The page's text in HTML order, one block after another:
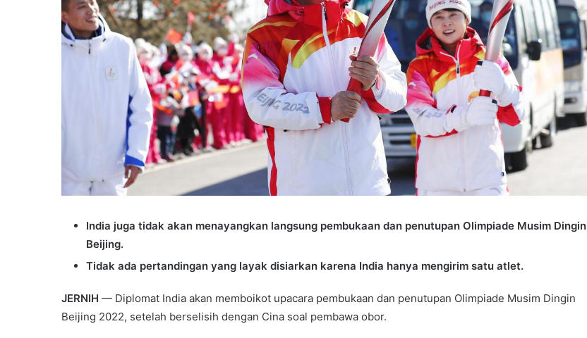
India juga tidak akan menayangkan langsung pembukaan dan penutupan Olimpiade Musim Dingin
Beijing.
Tidak ada pertandingan yang layak disiarkan karena India hanya mengirim satu atlet.
JERNIH — Diplomat India akan memboikot upacara pembukaan dan penutupan Olimpiade Musim Dingin
Beijing 2022, setelah berselisih dengan Cina soal pembawa obor.